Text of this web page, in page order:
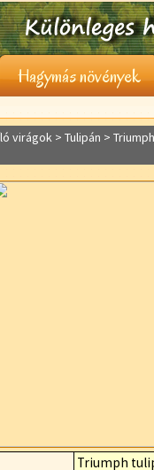
Hagymás növények
virágok > Tulipán >
Triumph